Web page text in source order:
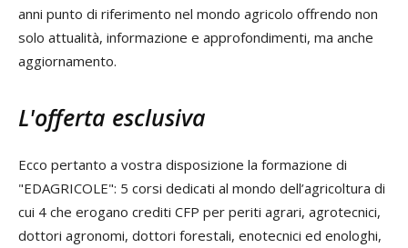
anni punto di riferimento nel mondo agricolo offrendo non
solo attualità, informazione e approfondimenti, ma anche
aggiornamento.
L'offerta esclusiva
Ecco pertanto a vostra disposizione la formazione di
"EDAGRICOLE": 5 corsi dedicati al mondo dell’agricoltura di
cui 4 che erogano crediti CFP per periti agrari, agrotecnici,
dottori agronomi, dottori forestali, enotecnici ed enologhi,